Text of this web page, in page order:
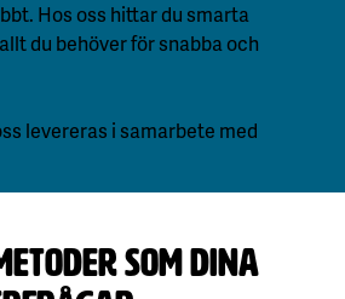
Hos oss hittar du smarta
du behöver för snabba och
levereras i samarbete med
som dina